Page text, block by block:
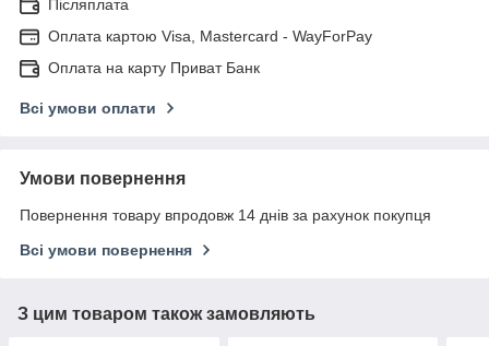
Післяплата
Оплата картою Visa, Mastercard - WayForPay
Оплата на карту Приват Банк
Всі умови оплати
Умови повернення
Повернення товару впродовж 14 днів за рахунок покупця
Всі умови повернення
З цим товаром також замовляють